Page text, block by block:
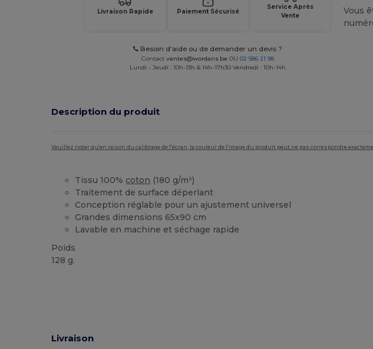
Livraison Rapide Paiement Sécurisé
Service Après
Vente
Besoin d'aide ou de demander un devis ?
Contactventes@wordans.be OU02 586 21 98
Lundi - Jeudi : 10h-13h & 14h-17h30 Vendredi : 10h-14h
Vous
Description du produit
Veuillez noter qu'en raison du calibrage de l'écran, la couleur de l'image du produit peut ne pas correspondre
Tissu 100% coton (180 g/m²)
Traitement de surface déperlant
Conception réglable pour un ajustement universel
Grandes dimensions 65x90 cm
Lavable en machine et séchage rapide
Poids
128 g.
Livraison